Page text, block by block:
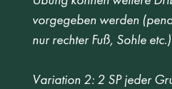
vorgegeben werden
nur rechter Fuß, Sohle
Variation 2: 2 SP jeder